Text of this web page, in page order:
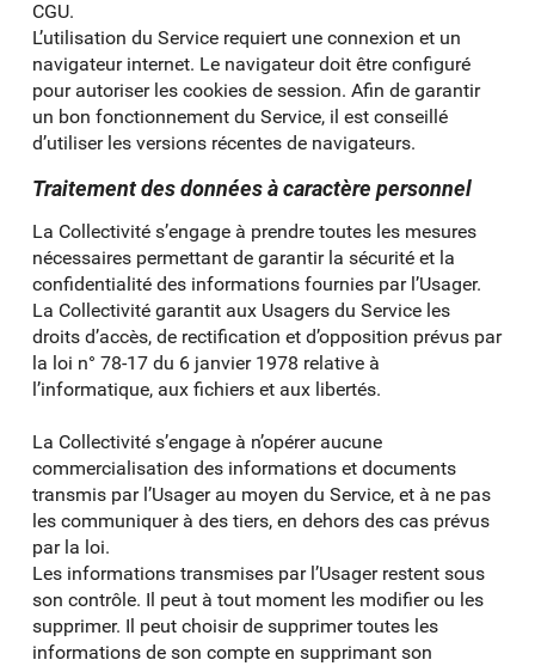
CGU.
L’utilisation du Service requiert une connexion et un
navigateur internet. Le navigateur doit être configuré
pour autoriser les cookies de session. Afin de garantir
un bon fonctionnement du Service, il est conseillé
d’utiliser les versions récentes de navigateurs.
Traitement des données à caractère personnel
La Collectivité s’engage à prendre toutes les mesures
nécessaires permettant de garantir la sécurité et la
confidentialité des informations fournies par l’Usager.
La Collectivité garantit aux Usagers du Service les
droits d’accès, de rectification et d’opposition prévus par
la loi n° 78-17 du 6 janvier 1978 relative à
l’informatique, aux fichiers et aux libertés.
La Collectivité s’engage à n’opérer aucune
commercialisation des informations et documents
transmis par l’Usager au moyen du Service, et à ne pas
les communiquer à des tiers, en dehors des cas prévus
par la loi.
Les informations transmises par l’Usager restent sous
son contrôle. Il peut à tout moment les modifier ou les
supprimer. Il peut choisir de supprimer toutes les
informations de son compte en supprimant son